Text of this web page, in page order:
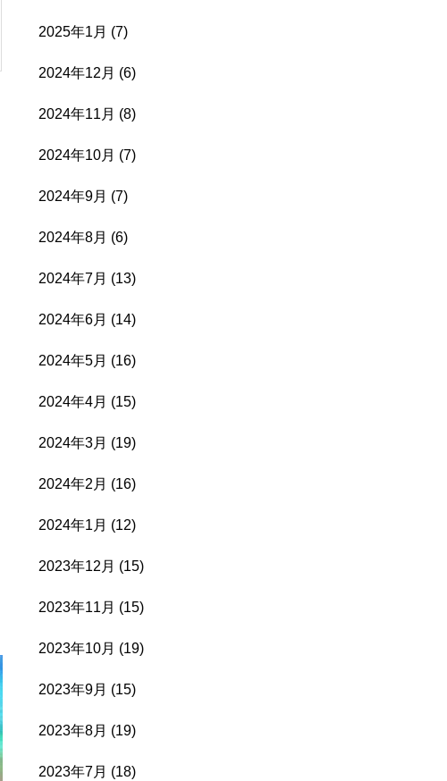
2025年1月 (7)
2024年12月 (6)
2024年11月 (8)
2024年10月 (7)
2024年9月 (7)
2024年8月 (6)
2024年7月 (13)
2024年6月 (14)
2024年5月 (16)
2024年4月 (15)
2024年3月 (19)
2024年2月 (16)
2024年1月 (12)
2023年12月 (15)
2023年11月 (15)
2023年10月 (19)
2023年9月 (15)
2023年8月 (19)
2023年7月 (18)